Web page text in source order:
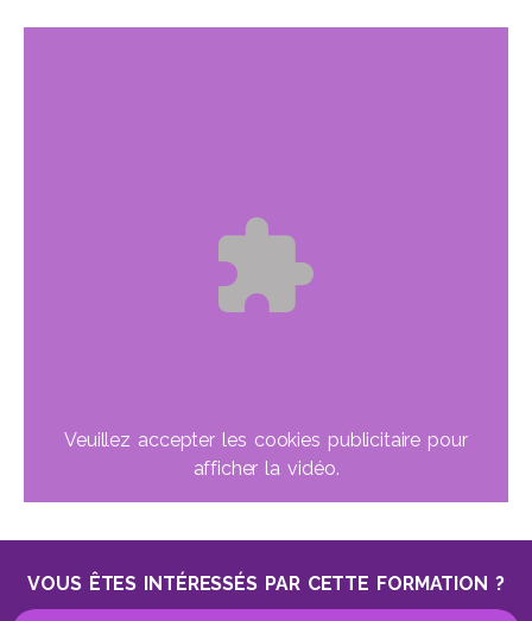
Veuillez accepter les cookies publicitaire pour
afficher la vidéo.
VOUS ÊTES INTÉRESSÉS PAR CETTE FORMATION ?